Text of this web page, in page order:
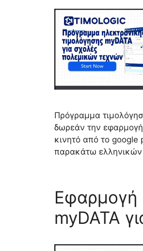
Πρόγραμμα
δωρεάν την εφαρμογή
κινητό από το
παρακάτω
Εφαρμογή
myDATA